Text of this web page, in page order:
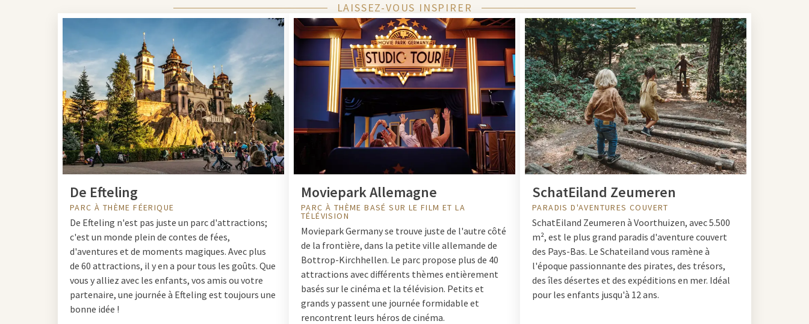
Chez Van der Valk, vous choisissez vous-même comment organiser votre visite au parc d'attractions. Vous
pouvez simplement réserver une nuitée ou une offre spécialearrangementqui est entièrement adapté à votre
sortie. Pensez à des formules incluant le petit-déjeuner, le dîner ou même l'accès à des attractions à proximité.
Ainsi, vous n'avez à vous soucier de rien et pouvez vous concentrer pleinement sur le plaisir avec votre famille,
vos amis ou votre partenaire.
Découvrez les parcs d'attractions populaires à proximité
Les hôtels Van der Valk sont situés à proximité de divers parcs d'attractions célèbres, vous permettant de
planifier facilement et rapidement votre journée. Visitez par exemple :
– un parc à thème enchanteur rempli de contes de fées et d'attractions spectaculaires
– une combinaison d'attractions et d'un grand parc aquatique, idéal pour une journée d'été
Walibi – adrénaline et excitation pour jeunes et moins jeunes
Moviepark Allemagne
– spectacles et attractions passionnants inspirés de films
Avec un séjour chez Van der Valk, vous êtes assuré d'une base confortable après une journée bien remplie.
Faites de votre visite au parc d'attractions une sortie
LAISSEZ-VOUS INSPIRER
De Efteling
PARC À THÈME FÉERIQUE
De Efteling n'est pas juste un parc d'attractions;
c'est un monde plein de contes de fées,
d'aventures et de moments magiques. Avec plus
de 60 attractions, il y en a pour tous les goûts. Que
vous y alliez avec les enfants, vos amis ou votre
partenaire, une journée à Efteling est toujours une
bonne idée !
Moviepark Allemagne
PARC À THÈME BASÉ SUR LE FILM ET LA
TÉLÉVISION
Moviepark Germany se trouve juste de l'autre côté
de la frontière, dans la petite ville allemande de
Bottrop-Kirchhellen. Le parc propose plus de 40
attractions avec différents thèmes entièrement
basés sur le cinéma et la télévision. Petits et
grands y passent une journée formidable et
rencontrent leurs héros de cinéma.
SchatEiland Zeumeren
PARADIS D'AVENTURES COUVERT
SchatEiland Zeumeren à Voorthuizen, avec 5.500
m², est le plus grand paradis d'aventure couvert
des Pays-Bas. Le Schateiland vous ramène à
l'époque passionnante des pirates, des trésors,
des îles désertes et des expéditions en mer. Idéal
pour les enfants jusqu'à 12 ans.